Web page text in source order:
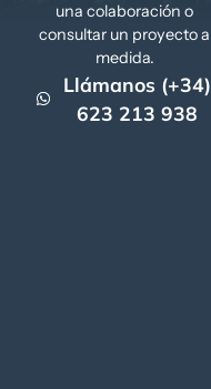
una colaboración o
consultar un proyecto a
medida.
Llámanos (+34)
623 213 938